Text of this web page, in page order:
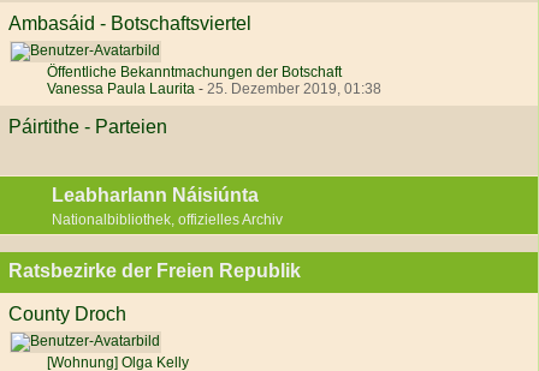
Ambasáid - Botschaftsviertel
Öffentliche Bekanntmachungen der Botschaft
Vanessa Paula Laurita - 25. Dezember 2019, 01:38
Páirtithe - Parteien
Leabharlann Náisiúnta
Nationalbibliothek, offizielles Archiv
Ratsbezirke der Freien Republik
County Droch
[Wohnung] Olga Kelly